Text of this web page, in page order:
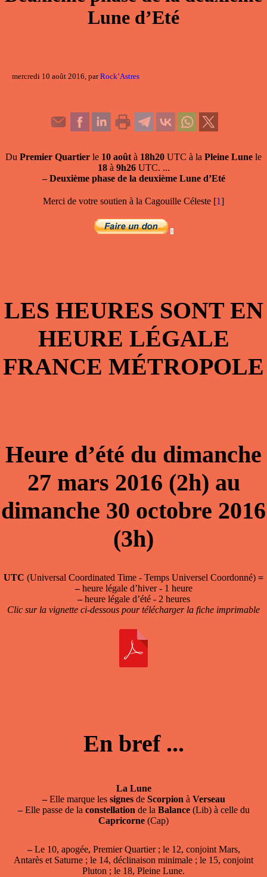
Lune d’Eté
mercredi 10 août 2016, parRock’Astres
Du Premier Quartier le 10 août à 18h20 UTC à la Pleine Lune le
18 à 9h26UTC. ...
– Deuxième phase de la deuxième Lune d’Eté
Merci de votre soutien à la Cagouille Céleste [1]
LES HEURES SONT EN
HEURE LÉGALE
FRANCE MÉTROPOLE
Heure d’été du dimanche
27 mars 2016 (2h) au
dimanche 30 octobre 2016
(3h)
UTC (Universal Coordinated Time - Temps Universel Coordonné) =
–heure légale d’hiver - 1 heure
–heure légale d’été - 2 heures
Clic sur la vignette ci-dessous pour télécharger la fiche imprimable
En bref ...
La Lune
–Elle marque les signesde Scorpion à Verseau
–Elle passe de la constellation de la Balance(Lib) à celle du
Capricorne (Cap)
–Le 10, apogée, Premier Quartier ; le 12, conjoint Mars,
Antarès et Saturne ; le 14, déclinaison minimale ; le 15, conjoint
Pluton ; le 18, Pleine Lune.